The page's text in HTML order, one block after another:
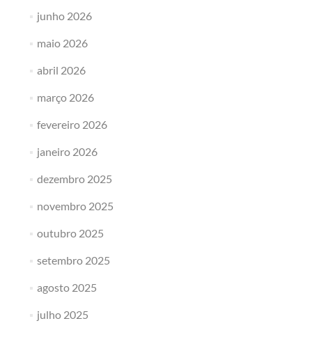
junho 2026
maio 2026
abril 2026
março 2026
fevereiro 2026
janeiro 2026
dezembro 2025
novembro 2025
outubro 2025
setembro 2025
agosto 2025
julho 2025